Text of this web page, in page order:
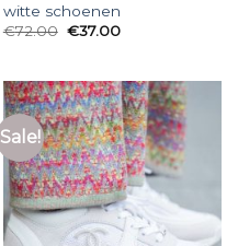
witte schoenen
€72.00 €37.00
Sale!